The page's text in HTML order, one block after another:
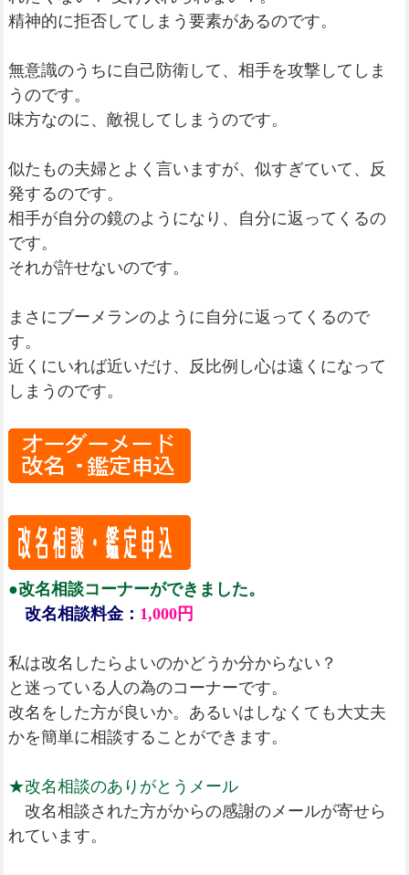
精神的に拒否してしまう要素があるのです。
無意識のうちに自己防衛して、相手を攻撃してしま
うのです。
味方なのに、敵視してしまうのです。
似たもの夫婦とよく言いますが、似すぎていて、反
発するのです。
相手が自分の鏡のようになり、自分に返ってくるの
です。
それが許せないのです。
まさにブーメランのように自分に返ってくるので
す。
近くにいれば近いだけ、反比例し心は遠くになって
しまうのです。
●改名相談コーナーができました。
改名相談料金： 1,000円
私は改名したらよいのかどうか分からない？
と迷っている人の為のコーナーです。
改名をした方が良いか。あるいはしなくても大丈夫
かを簡単に相談することができます。
★改名相談のありがとうメール
改名相談された方がからの感謝のメールが寄せら
れています。